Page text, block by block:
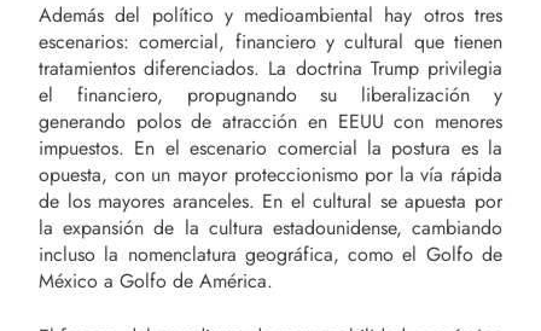
Además del político y medioambiental hay otros tres
escenarios: comercial, financiero y cultural que tienen
tratamientos diferenciados. La doctrina Trump privilegia
el financiero, propugnando su liberalización y
generando polos de atracción en EEUU con menores
impuestos. En el escenario comercial la postura es la
opuesta, con un mayor proteccionismo por la vía rápida
de los mayores aranceles. En el cultural se apuesta por
la expansión de la cultura estadounidense, cambiando
incluso la nomenclatura geográfica, como el Golfo de
México a Golfo de América.